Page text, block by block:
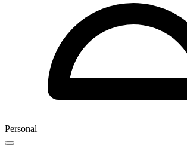
Personal